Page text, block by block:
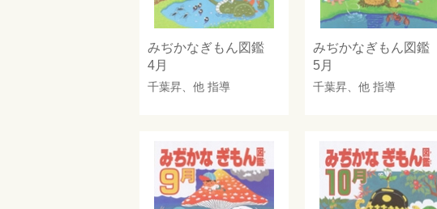
みぢかなぎもん図鑑
4月
千葉昇 、他 指導
みぢかなぎもん図鑑
5月
千葉昇 、他 指導